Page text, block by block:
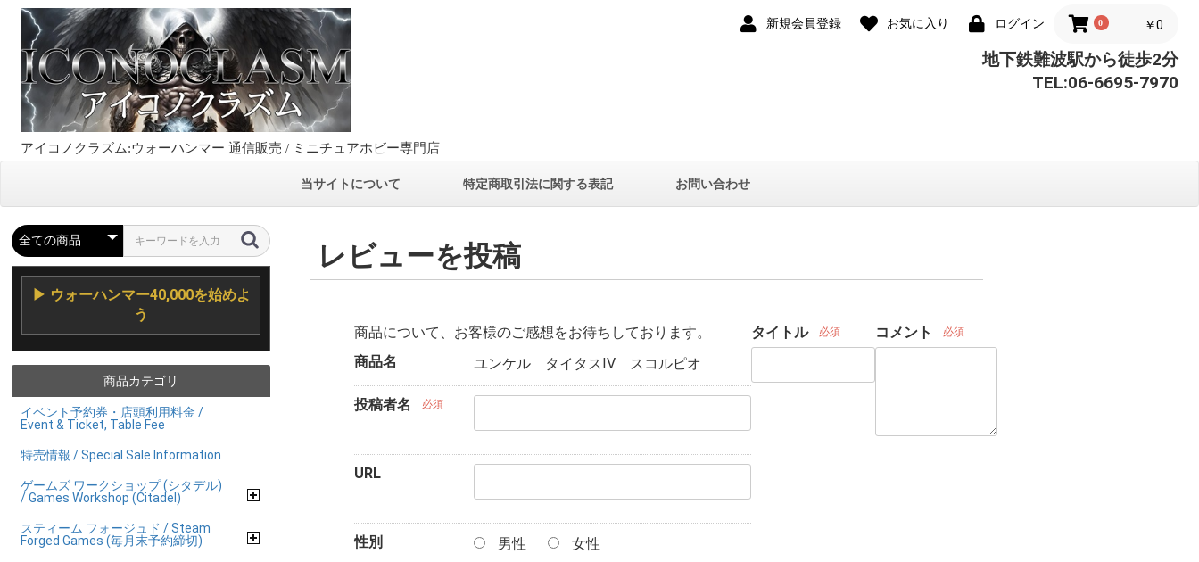
新規会員登録 お気に入り ログイン 0 ￥0
アイコノクラズム:ウォーハンマー 通信販売 / ミニチュアホビー専門店
地下鉄難波駅から徒歩2分
TEL:06-6695-7970
当サイトについて 特定商取引法に関する表記 お問い合わせ
▶ ウォーハンマー40,000を始めよ
う
商品カテゴリ
イベント予約券・店頭利用料金 /
Event & Ticket, Table Fee
特売情報 / Special Sale Information
ゲームズ ワークショップ (シタデル)
/ Games Workshop (Citadel)
スティーム フォージュド / Steam
Forged Games (毎月末予約締切)
レビューを投稿
商品について、お客様のご感想をお待ちしております。
商品名
ユンケル タイタスIV スコルピオ
投稿者名 必須
URL
性別 男性 女性
タイトル 必須 コメント 必須